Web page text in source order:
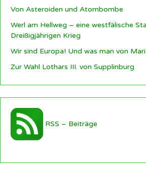
Von Asteroiden und Atombombe
Werl am Hellweg – eine westfälische
Dreißigjährigen Krieg
Wir sind Europa! Und was man von
Zur Wahl Lothars III. von Supplinburg
RSS – Beiträge